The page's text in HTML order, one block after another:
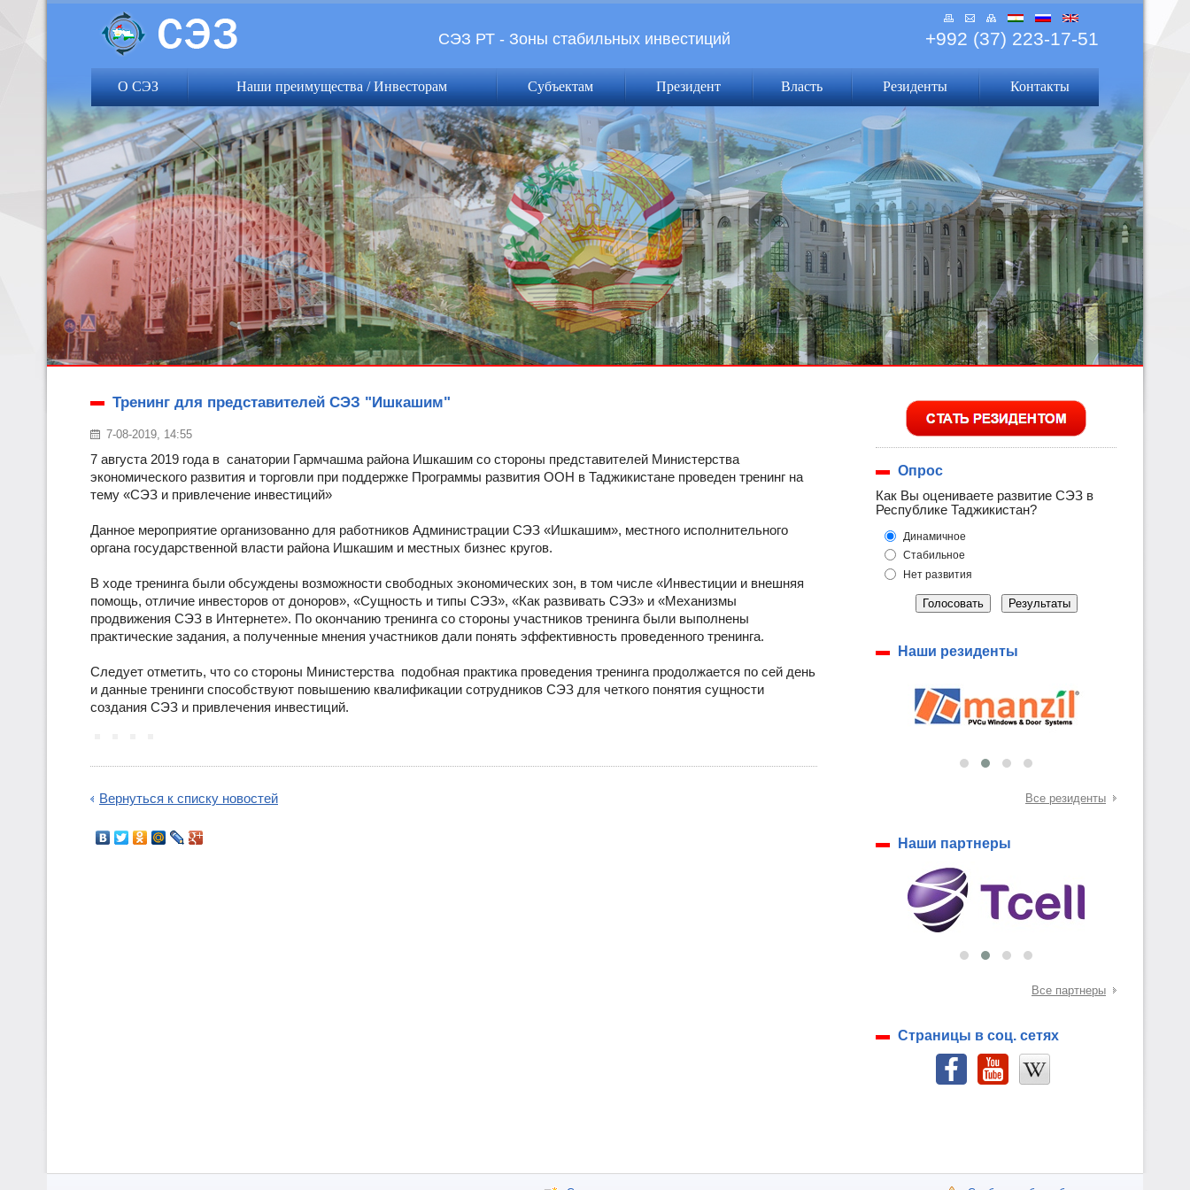
СЭЗ РТ - Зоны стабильных инвестиций +992 (37) 223-17-51
О СЭЗ Наши преимущества / Инвесторам Субъектам Президент Власть Резиденты Контакты
Тренинг для представителей СЭЗ "Ишкашим"
7-08-2019, 14:55
7 августа 2019 года в санатории Гармчашма района Ишкашим со стороны представителей Министерства
экономического развития и торговли при поддержке Программы развития ООН в Таджикистане проведен тренинг на
тему «СЭЗ и привлечение инвестиций»
Данное мероприятие организованно для работников Администрации СЭЗ «Ишкашим», местного исполнительного
органа государственной власти района Ишкашим и местных бизнес кругов.
В ходе тренинга были обсуждены возможности свободных экономических зон, в том числе «Инвестиции и внешняя
помощь, отличие инвесторов от доноров», «Сущность и типы СЭЗ», «Как развивать СЭЗ» и «Механизмы
продвижения СЭЗ в Интернете». По окончанию тренинга со стороны участников тренинга были выполнены
практические задания, а полученные мнения участников дали понять эффективность проведенного тренинга.
Следует отметить, что со стороны Министерства подобная практика проведения тренинга продолжается по сей день
и данные тренинги способствуют повышению квалификации сотрудников СЭЗ для четкого понятия сущности
создания СЭЗ и привлечения инвестиций.
Вернуться к списку новостей
Опрос
Как Вы оцениваете развитие СЭЗ в
Республике Таджикистан?
Динамичное
Стабильное
Нет развития
Голосовать Результаты
Наши резиденты
Все резиденты
Наши партнеры
Все партнеры
Страницы в соц. сетях